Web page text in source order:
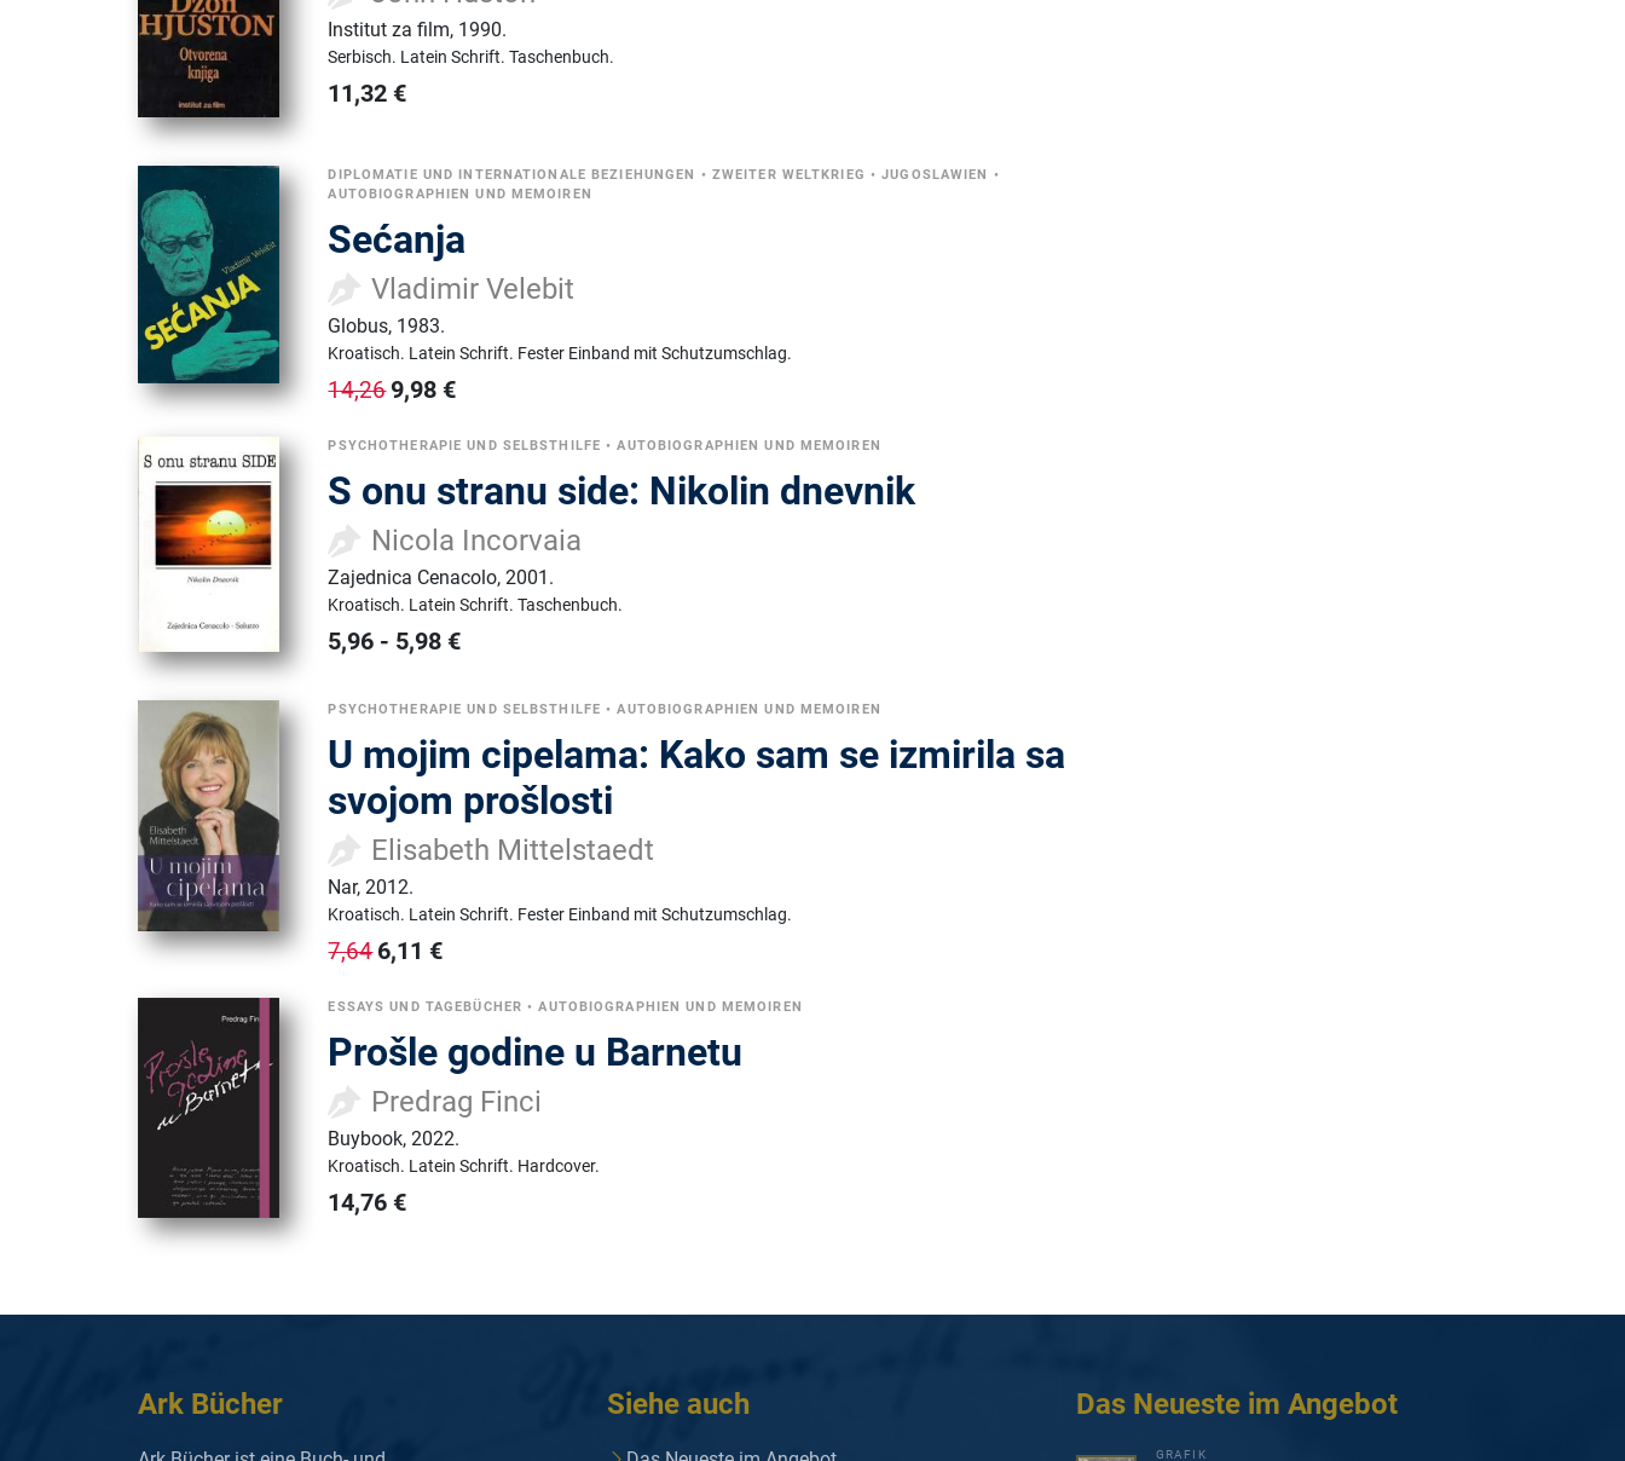
Institut za film, 1990.
Serbisch. Latein Schrift.Taschenbuch.
11,32 €
DIPLOMATIE UND INTERNATIONALE BEZIEHUNGEN • ZWEITER WELTKRIEG •JUGOSLAWIEN •
AUTOBIOGRAPHIEN UND MEMOIREN
Sećanja
Vladimir Velebit
Globus, 1983.
Kroatisch. Latein Schrift. Fester Einband mit Schutzumschlag.
14,269,98 €
PSYCHOTHERAPIE UND SELBSTHILFE •AUTOBIOGRAPHIEN UND MEMOIREN
S onu stranu side: Nikolin dnevnik
Nicola Incorvaia
Zajednica Cenacolo,2001.
Kroatisch. Latein Schrift.Taschenbuch.
5,96 - 5,98 €
PSYCHOTHERAPIE UND SELBSTHILFE •AUTOBIOGRAPHIEN UND MEMOIREN
U mojim cipelama: Kako sam se izmirila sa
svojom prošlosti
Elisabeth Mittelstaedt
Nar,2012.
Kroatisch. Latein Schrift. Fester Einband mit Schutzumschlag.
7,646,11 €
ESSAYS UND TAGEBÜCHER •AUTOBIOGRAPHIEN UND MEMOIREN
Prošle godine u Barnetu
Predrag Finci
Buybook,2022.
Kroatisch. Latein Schrift. Hardcover.
14,76 €
Ark Bücher Siehe auch Das Neueste im Angebot
GRAFIK